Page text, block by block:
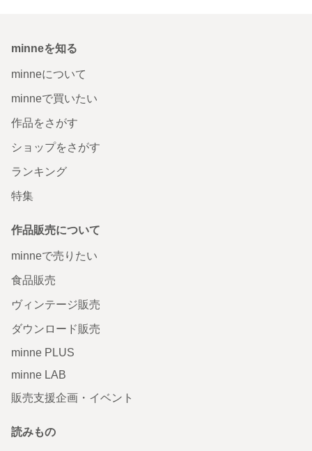
minneを知る
minneについて
minneで買いたい
作品をさがす
ショップをさがす
ランキング
特集
作品販売について
minneで売りたい
食品販売
ヴィンテージ販売
ダウンロード販売
minne PLUS
minne LAB
販売支援企画・イベント
読みもの